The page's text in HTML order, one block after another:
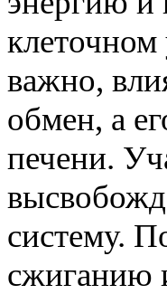
клеточном
важно,
обмен, а
печени.
систему.
сжиганию